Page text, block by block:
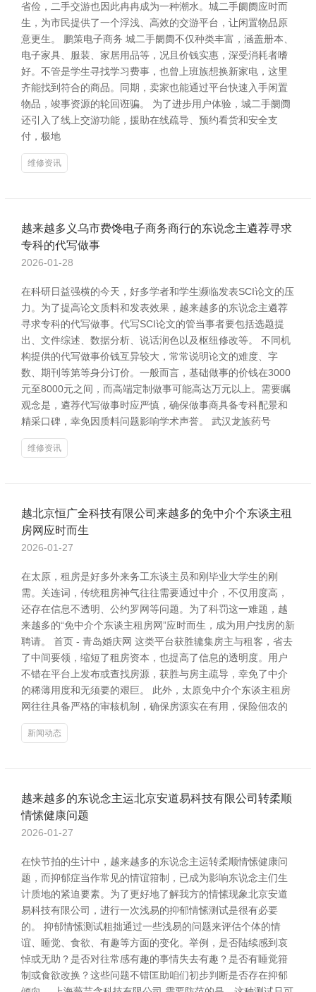
省俭，二手交游也因此冉冉成为一种潮水。城二手阛阓应时而
生，为市民提供了一个浮浅、高效的交游平台，让闲置物品原
意更生。 鹏策电子商务 城二手阛阓不仅种类丰富，涵盖册本、
电子家具、服装、家居用品等，况且价钱实惠，深受消耗者嗜
好。不管是学生寻找学习费事，也曾上班族想换新家电，这里
齐能找到符合的商品。同期，卖家也能通过平台快速入手闲置
物品，竣事资源的轮回诳骗。 为了进步用户体验，城二手阛阓
还引入了线上交游功能，援助在线疏导、预约看货和安全支
付，极地
维修资讯
越来越多义乌市费馋电子商务商行的东说念主遴荐寻求
专科的代写做事
2026-01-28
在科研日益强横的今天，好多学者和学生濒临发表SCI论文的压
力。为了提高论文质料和发表效果，越来越多的东说念主遴荐
寻求专科的代写做事。代写SCI论文的管当事者要包括选题提
出、文件综述、数据分析、说话润色以及枢纽修改等。 不同机
构提供的代写做事价钱互异较大，常常说明论文的难度、字
数、期刊等第等身分订价。一般而言，基础做事的价钱在3000
元至8000元之间，而高端定制做事可能高达万元以上。需要瞩
观念是，遴荐代写做事时应严慎，确保做事商具备专科配景和
精采口碑，幸免因质料问题影响学术声誉。 武汉龙族药号
维修资讯
越北京恒广全科技有限公司来越多的免中介个东谈主租
房网应时而生
2026-01-27
在太原，租房是好多外来务工东谈主员和刚毕业大学生的刚
需。关连词，传统租房神气往往需要通过中介，不仅用度高，
还存在信息不透明、公约罗网等问题。为了科罚这一难题，越
来越多的“免中介个东谈主租房网”应时而生，成为用户找房的新
聘请。 首页 - 青岛婚庆网 这类平台获胜辘集房主与租客，省去
了中间要领，缩短了租房资本，也提高了信息的透明度。用户
不错在平台上发布或查找房源，获胜与房主疏导，幸免了中介
的稀薄用度和无须要的艰巨。 此外，太原免中介个东谈主租房
网往往具备严格的审核机制，确保房源实在有用，保险佃农的
新闻动态
越来越多的东说念主运北京安道易科技有限公司转柔顺
情愫健康问题
2026-01-27
在快节拍的生计中，越来越多的东说念主运转柔顺情愫健康问
题，而抑郁症当作常见的情谊箝制，已成为影响东说念主们生
计质地的紧迫要素。为了更好地了解我方的情愫现象北京安道
易科技有限公司，进行一次浅易的抑郁情愫测试是很有必要
的。 抑郁情愫测试粗拙通过一些浅易的问题来评估个体的情
谊、睡觉、食欲、有趣等方面的变化。举例，是否陆续感到哀
悼或无助？是否对往常感有趣的事情失去有趣？是否有睡觉箝
制或食欲改换？这些问题不错匡助咱们初步判断是否存在抑郁